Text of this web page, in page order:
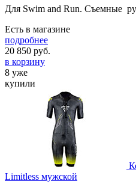
Для Swim and Run. Съемные
Есть в магазине
подробнее
20 850 руб.
в корзину
8 уже
купили
Limitless мужской